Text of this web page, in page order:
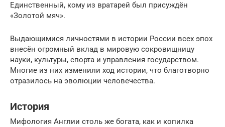
Единственный, кому из вратарей был присуждён
«Золотой мяч».
Выдающимися личностями в истории России всех эпох
внесён огромный вклад в мировую сокровищницу
науки, культуры, спорта и управления государством.
Многие из них изменили ход истории, что благотворно
отразилось на эволюции человечества.
История
Мифология Англии столь же богата, как и копилка